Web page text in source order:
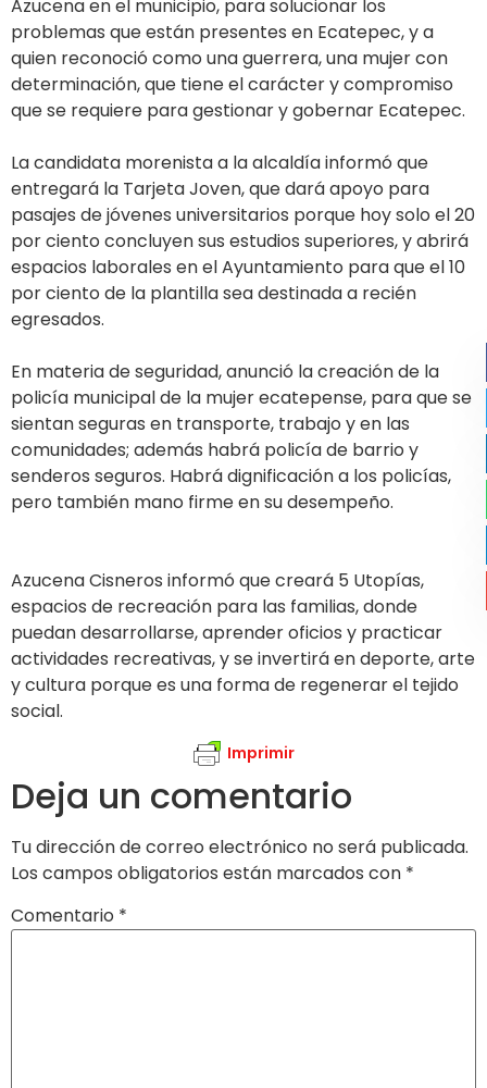
Azucena en el municipio, para solucionar los
problemas que están presentes en Ecatepec, y a
quien reconoció como una guerrera, una mujer con
determinación, que tiene el carácter y compromiso
que se requiere para gestionar y gobernar Ecatepec.
La candidata morenista a la alcaldía informó que
entregará la Tarjeta Joven, que dará apoyo para
pasajes de jóvenes universitarios porque hoy solo el 20
por ciento concluyen sus estudios superiores, y abrirá
espacios laborales en el Ayuntamiento para que el 10
por ciento de la plantilla sea destinada a recién
egresados.
En materia de seguridad, anunció la creación de la
policía municipal de la mujer ecatepense, para que se
sientan seguras en transporte, trabajo y en las
comunidades; además habrá policía de barrio y
senderos seguros. Habrá dignificación a los policías,
pero también mano firme en su desempeño.
Azucena Cisneros informó que creará 5 Utopías,
espacios de recreación para las familias, donde
puedan desarrollarse, aprender oficios y practicar
actividades recreativas, y se invertirá en deporte, arte
y cultura porque es una forma de regenerar el tejido
social.
Imprimir
Deja un comentario
Tu dirección de correo electrónico no será publicada.
Los campos obligatorios están marcados con *
Comentario *